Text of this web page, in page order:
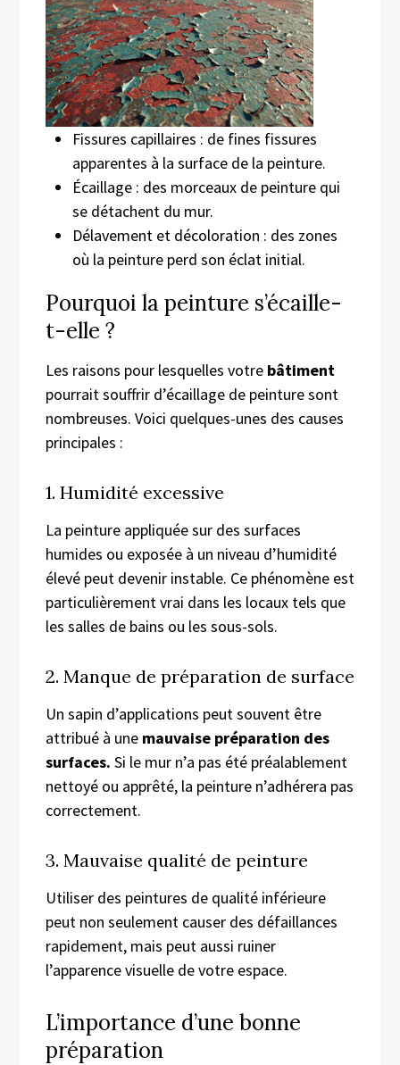
Fissures capillaires : de fines fissures
apparentes à la surface de la peinture.
Écaillage : des morceaux de peinture qui
se détachent du mur.
Délavement et décoloration : des zones
où la peinture perd son éclat initial.
Pourquoi la peinture s’écaille-
t-elle ?
Les raisons pour lesquelles votre bâtiment
pourrait souffrir d’écaillage de peinture sont
nombreuses. Voici quelques-unes des causes
principales :
1. Humidité excessive
La peinture appliquée sur des surfaces
humides ou exposée à un niveau d’humidité
élevé peut devenir instable. Ce phénomène est
particulièrement vrai dans les locaux tels que
les salles de bains ou les sous-sols.
2. Manque de préparation de surface
Un sapin d’applications peut souvent être
attribué à une mauvaise préparation des
surfaces. Si le mur n’a pas été préalablement
nettoyé ou apprêté, la peinture n’adhérera pas
correctement.
3. Mauvaise qualité de peinture
Utiliser des peintures de qualité inférieure
peut non seulement causer des défaillances
rapidement, mais peut aussi ruiner
l’apparence visuelle de votre espace.
L’importance d’une bonne
préparation